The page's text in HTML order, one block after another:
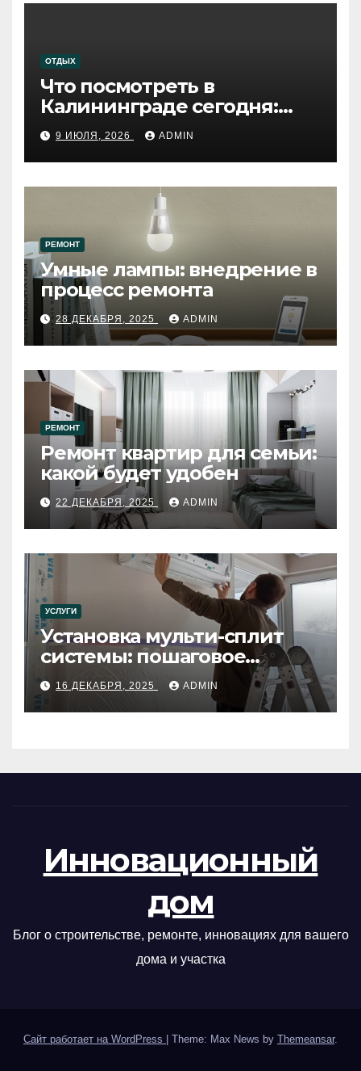
ОТДЫХ
Что посмотреть в
Калининграде сегодня:
путеводитель по самому
западному городу России
9 ИЮЛЯ, 2026 ADMIN
РЕМОНТ
Умные лампы: внедрение в
процесс ремонта
28 ДЕКАБРЯ, 2025 ADMIN
РЕМОНТ
Ремонт квартир для семьи:
какой будет удобен
22 ДЕКАБРЯ, 2025 ADMIN
УСЛУГИ
Установка мульти-сплит
системы: пошаговое
руководство
16 ДЕКАБРЯ, 2025 ADMIN
Инновационный
дом
Блог о строительстве, ремонте, инновациях для вашего
дома и участка
Сайт работает на WordPress Theme: Max News by Themeansar.